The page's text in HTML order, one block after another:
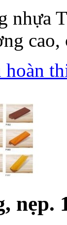
nhựa
cao,
nẹp.